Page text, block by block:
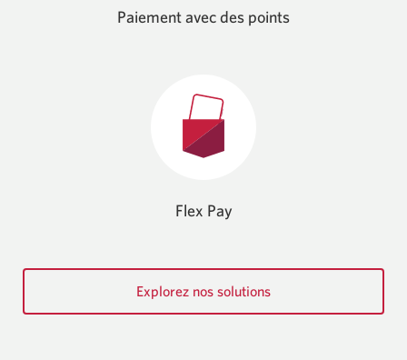
Paiement avec des points
Flex Pay
Explorez nos solutions